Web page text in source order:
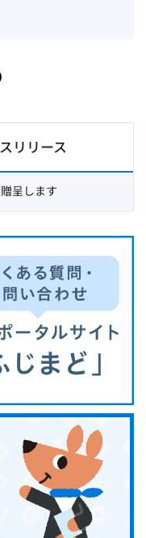
リリース
呈します